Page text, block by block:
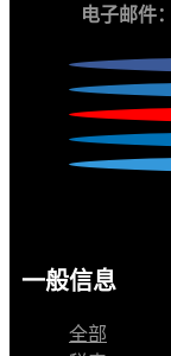
电子邮件：
一般信息
全部